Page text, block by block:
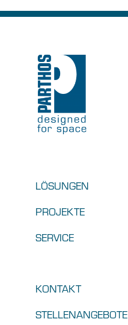
LÖSUNGEN
PROJEKTE
SERVICE
KONTAKT
STELLENANGEBOTE